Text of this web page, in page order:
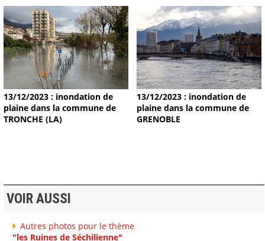
13/12/2023 : inondation de
plaine dans la commune de
TRONCHE (LA)
13/12/2023 : inondation de
plaine dans la commune de
GRENOBLE
VOIR AUSSI
Autres photos pour le thème
"les Ruines de Séchilienne"